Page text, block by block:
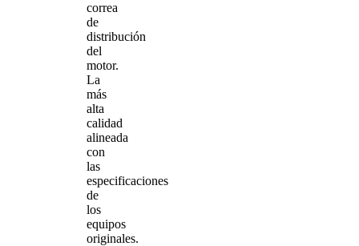
correa
de
distribución
del
motor.
La
más
alta
calidad
alineada
con
las
especificaciones
de
los
equipos
originales.